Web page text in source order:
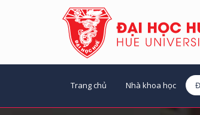
Trang chủ Nhà khoa học